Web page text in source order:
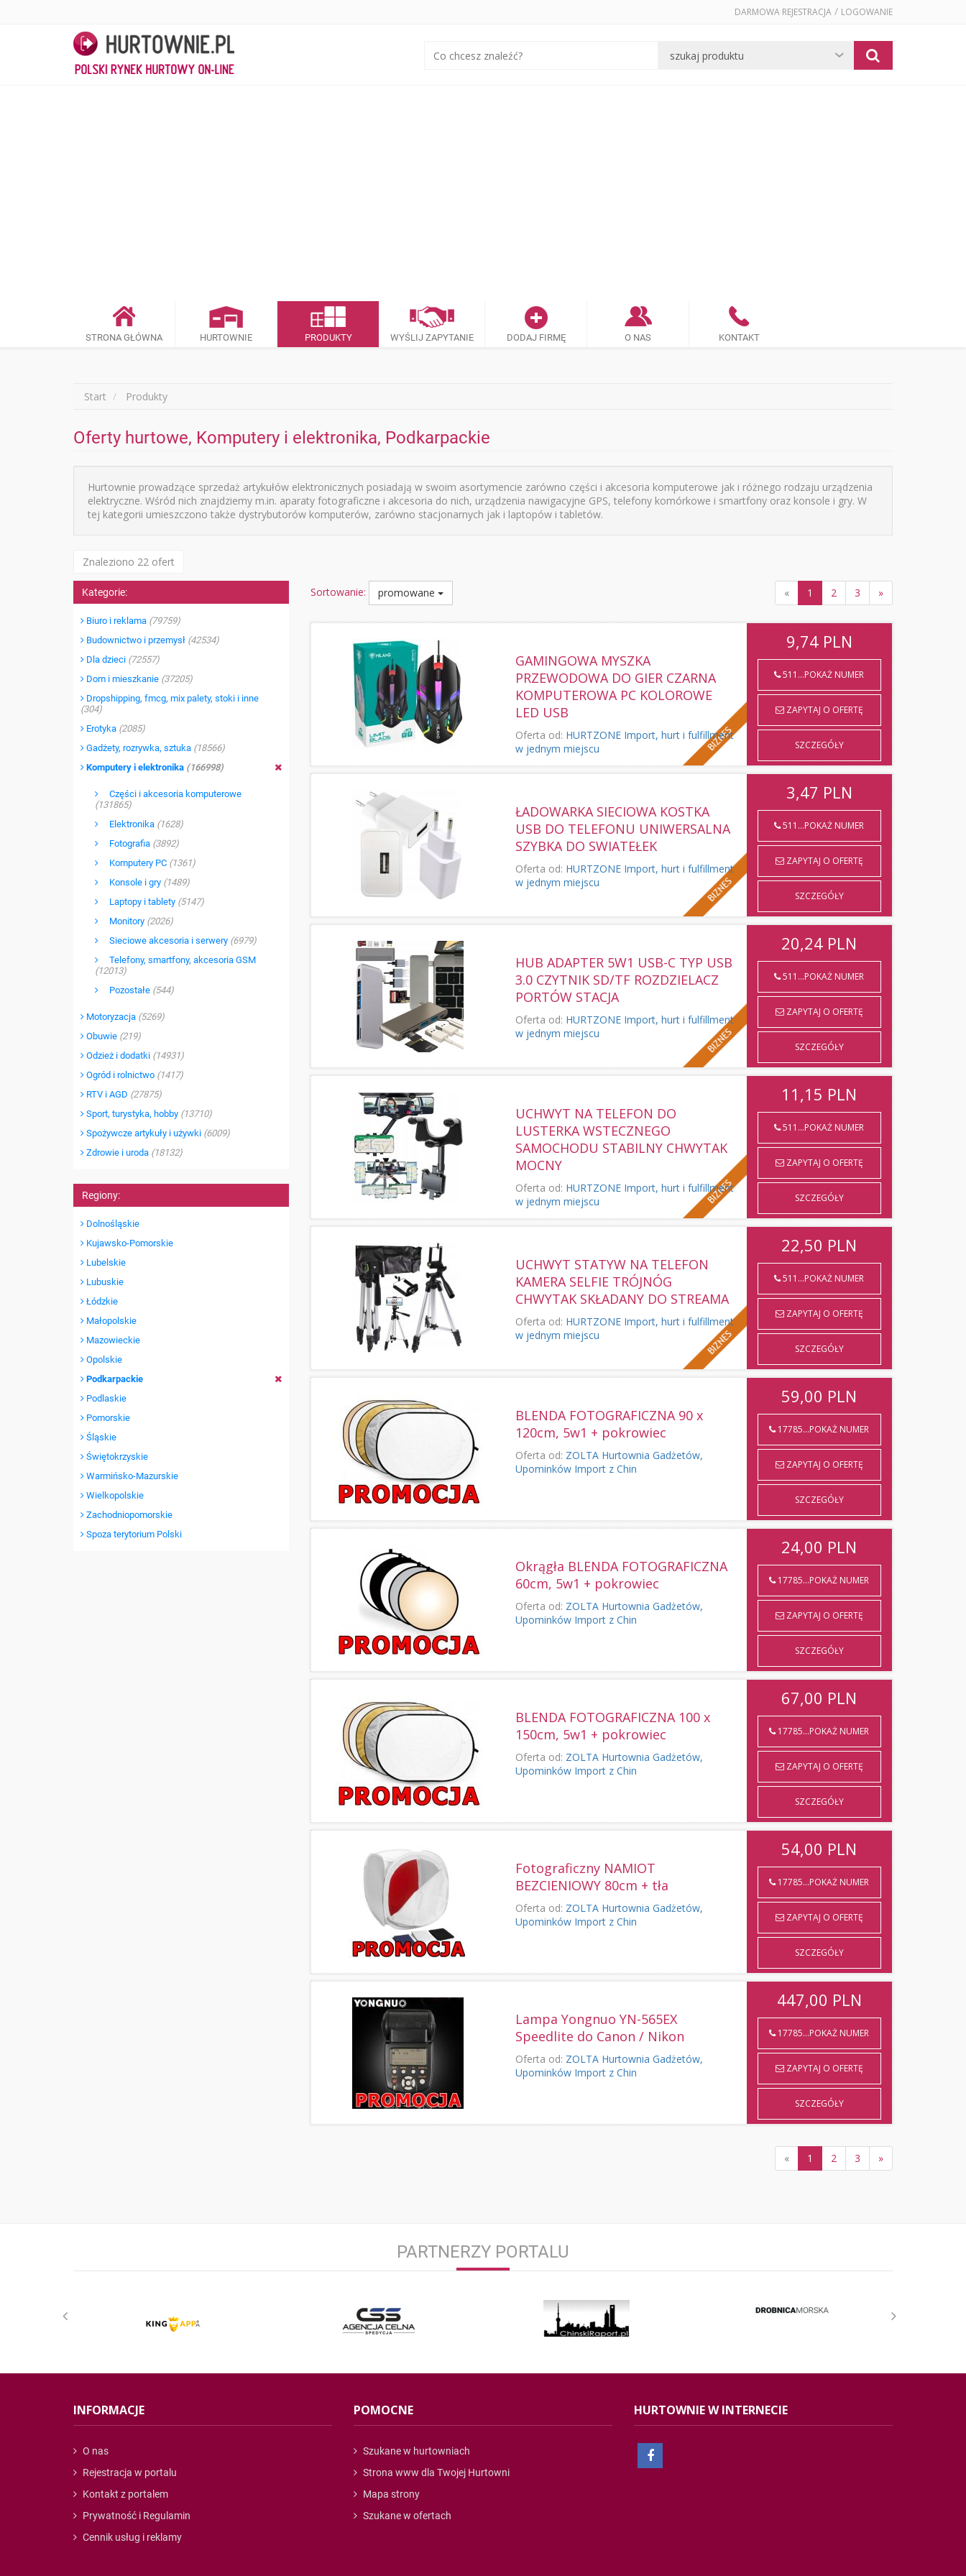
DARMOWA REJESTRACJA / LOGOWANIE
STRONA GŁÓWNA HURTOWNIE PRODUKTY WYŚLIJ ZAPYTANIE DODAJ FIRMĘ O NAS KONTAKT
Start Produkty
Oferty hurtowe, Komputery i elektronika, Podkarpackie
Hurtownie prowadzące sprzedaż artykułów elektronicznych posiadają w swoim asortymencie zarówno części i akcesoria komputerowe jak i różnego rodzaju urządzenia
elektryczne. Wśród nich znajdziemy m.in. aparaty fotograficzne i akcesoria do nich, urządzenia nawigacyjne GPS, telefony komórkowe i smartfony oraz konsole i gry. W
tej kategorii umieszczono także dystrybutorów komputerów, zarówno stacjonarnych jak i laptopów i tabletów.
Znaleziono 22 ofert
Kategorie:
Biuro i reklama (79759)
Budownictwo i przemysł (42534)
Dla dzieci (72557)
Dom i mieszkanie (37205)
Dropshipping, fmcg, mix palety, stoki i inne
(304)
Erotyka (2085)
Gadżety, rozrywka, sztuka (18566)
Komputery i elektronika (166998)
Części i akcesoria komputerowe
(131865)
Elektronika (1628)
Fotografia (3892)
Komputery PC (1361)
Konsole i gry (1489)
Laptopy i tablety (5147)
Monitory (2026)
Sieciowe akcesoria i serwery (6979)
Telefony, smartfony, akcesoria GSM
(12013)
Pozostałe (544)
Motoryzacja (5269)
Obuwie (219)
Odzież i dodatki (14931)
Ogród i rolnictwo (1417)
RTV i AGD (27875)
Sport, turystyka, hobby (13710)
Spożywcze artykuły i używki (6009)
Zdrowie i uroda (18132)
Regiony:
Dolnośląskie
Kujawsko-Pomorskie
Lubelskie
Lubuskie
Łódzkie
Małopolskie
Mazowieckie
Opolskie
Podkarpackie
Podlaskie
Pomorskie
Śląskie
Świętokrzyskie
Warmińsko-Mazurskie
Wielkopolskie
Zachodniopomorskie
Spoza terytorium Polski
« 1 2 3 »
Sortowanie: promowane
GAMINGOWA MYSZKA
PRZEWODOWA DO GIER CZARNA
KOMPUTEROWA PC KOLOROWE
LED USB
Oferta od: HURTZONE Import, hurt i fulfillment
w jednym miejscu
9,74 PLN
511...POKAŻ NUMER
ZAPYTAJ O OFERTĘ
SZCZEGÓŁY
ŁADOWARKA SIECIOWA KOSTKA
USB DO TELEFONU UNIWERSALNA
SZYBKA DO SWIATEŁEK
Oferta od: HURTZONE Import, hurt i fulfillment
w jednym miejscu
3,47 PLN
511...POKAŻ NUMER
ZAPYTAJ O OFERTĘ
SZCZEGÓŁY
HUB ADAPTER 5W1 USB-C TYP USB
3.0 CZYTNIK SD/TF ROZDZIELACZ
PORTÓW STACJA
Oferta od: HURTZONE Import, hurt i fulfillment
w jednym miejscu
20,24 PLN
511...POKAŻ NUMER
ZAPYTAJ O OFERTĘ
SZCZEGÓŁY
UCHWYT NA TELEFON DO
LUSTERKA WSTECZNEGO
SAMOCHODU STABILNY CHWYTAK
MOCNY
Oferta od: HURTZONE Import, hurt i fulfillment
w jednym miejscu
11,15 PLN
511...POKAŻ NUMER
ZAPYTAJ O OFERTĘ
SZCZEGÓŁY
UCHWYT STATYW NA TELEFON
KAMERA SELFIE TRÓJNÓG
CHWYTAK SKŁADANY DO STREAMA
Oferta od: HURTZONE Import, hurt i fulfillment
w jednym miejscu
22,50 PLN
511...POKAŻ NUMER
ZAPYTAJ O OFERTĘ
SZCZEGÓŁY
BLENDA FOTOGRAFICZNA 90 x
120cm, 5w1 + pokrowiec
Oferta od: ZOLTA Hurtownia Gadżetów,
Upominków Import z Chin
59,00 PLN
17785...POKAŻ NUMER
ZAPYTAJ O OFERTĘ
SZCZEGÓŁY
Okrągła BLENDA FOTOGRAFICZNA
60cm, 5w1 + pokrowiec
Oferta od: ZOLTA Hurtownia Gadżetów,
Upominków Import z Chin
24,00 PLN
17785...POKAŻ NUMER
ZAPYTAJ O OFERTĘ
SZCZEGÓŁY
BLENDA FOTOGRAFICZNA 100 x
150cm, 5w1 + pokrowiec
Oferta od: ZOLTA Hurtownia Gadżetów,
Upominków Import z Chin
67,00 PLN
17785...POKAŻ NUMER
ZAPYTAJ O OFERTĘ
SZCZEGÓŁY
Fotograficzny NAMIOT
BEZCIENIOWY 80cm + tła
Oferta od: ZOLTA Hurtownia Gadżetów,
Upominków Import z Chin
54,00 PLN
17785...POKAŻ NUMER
ZAPYTAJ O OFERTĘ
SZCZEGÓŁY
Lampa Yongnuo YN-565EX
Speedlite do Canon / Nikon
Oferta od: ZOLTA Hurtownia Gadżetów,
Upominków Import z Chin
447,00 PLN
17785...POKAŻ NUMER
ZAPYTAJ O OFERTĘ
SZCZEGÓŁY
« 1 2 3 »
PARTNERZY PORTALU
INFORMACJE
O nas
Rejestracja w portalu
Kontakt z portalem
Prywatność i Regulamin
Cennik usług i reklamy
POMOCNE
Szukane w hurtowniach
Strona www dla Twojej Hurtowni
Mapa strony
Szukane w ofertach
HURTOWNIE W INTERNECIE